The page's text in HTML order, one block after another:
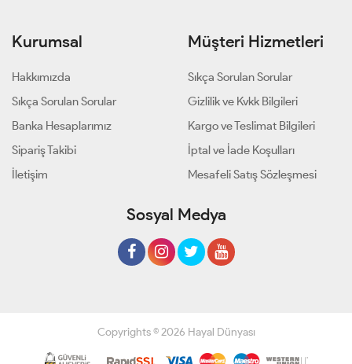
Kurumsal
Hakkımızda
Sıkça Sorulan Sorular
Banka Hesaplarımız
Sipariş Takibi
İletişim
Müşteri Hizmetleri
Sıkça Sorulan Sorular
Gizlilik ve Kvkk Bilgileri
Kargo ve Teslimat Bilgileri
İptal ve İade Koşulları
Mesafeli Satış Sözleşmesi
Sosyal Medya
Copyrights © 2026 Hayal Dünyası